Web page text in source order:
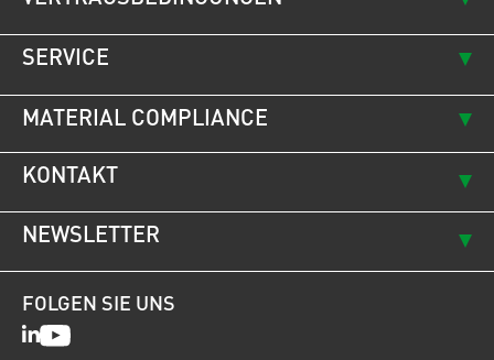
KONTAKT
NEWSLETTER
SERVICE
MATERIAL COMPLIANCE
FOLGEN SIE UNS
LinkedIn
Youtube